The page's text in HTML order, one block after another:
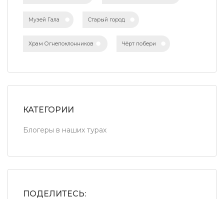
Музей Гала Старый город
Храм Огнепоклонников Чёрт побери
КАТЕГОРИИ
Блогеры в наших турах
ПОДЕЛИТЕСЬ: